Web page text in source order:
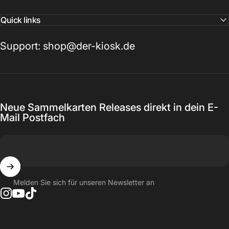
Quick links
Support: shop@der-kiosk.de
Neue Sammelkarten Releases direkt in dein E-
Mail Postfach
Melden Sie sich für unseren Newsletter an